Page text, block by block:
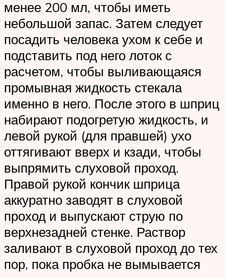
менее 200 мл, чтобы иметь
небольшой запас. Затем следует
посадить человека ухом к себе и
подставить под него лоток с
расчетом, чтобы выливающаяся
промывная жидкость стекала
именно в него. После этого в шприц
набирают подогретую жидкость, и
левой рукой (для правшей) ухо
оттягивают вверх и кзади, чтобы
выпрямить слуховой проход.
Правой рукой кончик шприца
аккуратно заводят в слуховой
проход и выпускают струю по
верхнезадней стенке. Раствор
заливают в слуховой проход до тех
пор, пока пробка не вымывается